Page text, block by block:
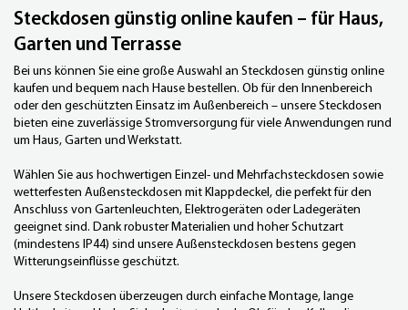
Steckdosen günstig online kaufen – für Haus,
Garten und Terrasse
Bei uns können Sie eine große Auswahl an Steckdosen günstig online
kaufen und bequem nach Hause bestellen. Ob für den Innenbereich
oder den geschützten Einsatz im Außenbereich – unsere Steckdosen
bieten eine zuverlässige Stromversorgung für viele Anwendungen rund
um Haus, Garten und Werkstatt.
Wählen Sie aus hochwertigen Einzel- und Mehrfachsteckdosen sowie
wetterfesten Außensteckdosen mit Klappdeckel, die perfekt für den
Anschluss von Gartenleuchten, Elektrogeräten oder Ladegeräten
geeignet sind. Dank robuster Materialien und hoher Schutzart
(mindestens IP44) sind unsere Außensteckdosen bestens gegen
Witterungseinflüsse geschützt.
Unsere Steckdosen überzeugen durch einfache Montage, lange